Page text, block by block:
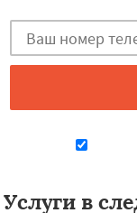
Услуги в